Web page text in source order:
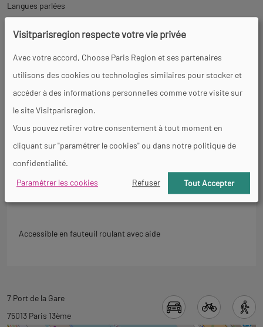
Langues parlées
Revenir
l'onglet
informations
Accessibilité
Moteur
Accessible en fauteuil roulant avec aide
Revenir
à
7 Port de la Gare
75013 Paris 13ème
Visitparisregion respecte votre vie privée
Avec votre accord, Choose Paris Region et ses partenaires
utilisons des cookies ou technologies similaires pour stocker et
accéder à des informations personnelles comme votre visite sur
le site Visitparisregion.
Vous pouvez retirer votre consentement à tout moment en
cliquant sur "paramétrer le cookies" ou dans notre politique de
confidentialité.
Paramétrer les cookies
Refuser Tout Accepter